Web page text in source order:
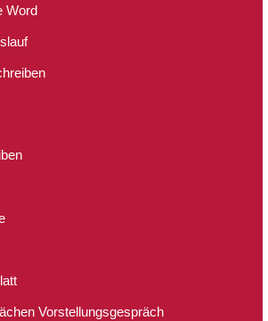
Word
Vorstellungsgespräch